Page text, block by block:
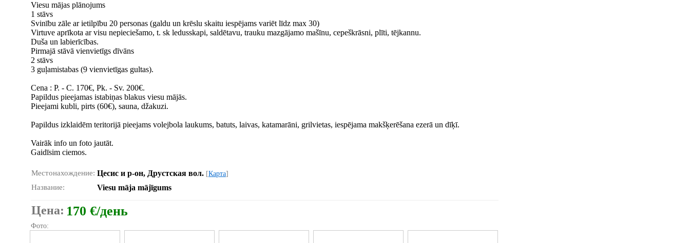
Viesu mājas plānojums
1 stāvs
Svinību zāle ar ietilpību 20 personas (galdu un krēslu skaitu iespējams variēt līdz max 30)
Virtuve aprīkota ar visu nepieciešamo, t. sk ledusskapi, saldētavu, trauku mazgājamo mašīnu, cepeškrāsni, plīti, tējkannu.
Duša un labierīcības.
Pirmajā stāvā vienvietīgs dīvāns
2 stāvs
3 guļamistabas (9 vienvietīgas gultas).
Cena : P. - C. 170€, Pk. - Sv. 200€.
Papildus pieejamas istabiņas blakus viesu mājās.
Pieejami kubli, pirts (60€), sauna, džakuzi.
Papildus izklaidēm teritorijā pieejams volejbola laukums, batuts, laivas, katamarāni, grilvietas, iespējama makšķerēšana ezerā un dīķī.
Vairāk info un foto jautāt.
Gaidīsim ciemos.
Местонахождение: Цесис и р-он, Друстская вол. [Карта]
Название: Viesu māja mājīgums
Цена: 170 €/день
Фото: